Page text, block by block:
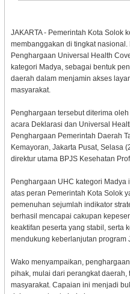
JAKARTA - Pemerintah Kota Solok
membanggakan di tingkat
Penghargaan Universal Health
kategori Madya, sebagai bentuk
daerah dalam menjamin akses
masyarakat.
Penghargaan tersebut diterima
acara Deklarasi dan Universal
Penghargaan Pemerintah Daerah
Kemayoran, Jakarta Pusat, Selasa
direktur utama BPJS Kesehatan
Penghargaan UHC kategori
atas peran Pemerintah Kota Solok
pemenuhan sejumlah indikator
berhasil mencapai cakupan
keaktifan peserta yang stabil, serta
mendukung keberlanjutan program
Wako menyampaikan,
pihak, mulai dari perangkat
masyarakat. Capaian ini menjadi